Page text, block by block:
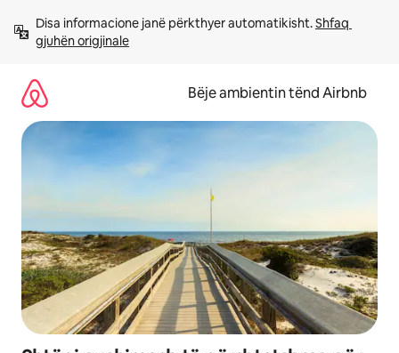
përmbajtja
Disa informacione janë përkthyer automatikisht. Shfaq
gjuhën origjinale
Bëje ambientin tënd Airbnb